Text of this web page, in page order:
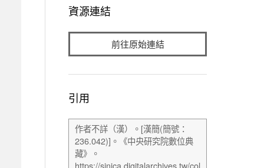
資源連結
前往原始連結
引用